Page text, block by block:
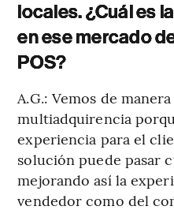
locales. ¿Cuál es
en ese mercado
POS?
A.G.: Vemos de
multiadquirencia
experiencia para el
solución puede pasar
mejorando así la
vendedor como del